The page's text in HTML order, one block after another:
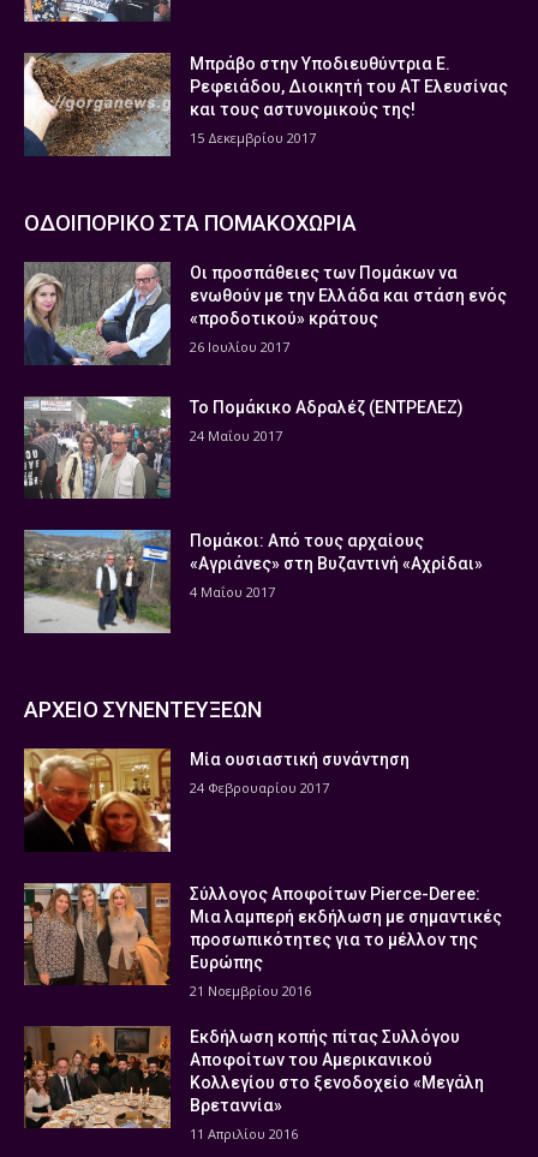
Μπράβο στην Υποδιευθύντρια Ε.
Ρεφειάδου, Διοικητή του ΑΤ Ελευσίνας
και τους αστυνομικούς της!
15 Δεκεμβρίου 2017
ΟΔΟΙΠΟΡΙΚΟ ΣΤΑ ΠΟΜΑΚΟΧΩΡΙΑ
Οι προσπάθειες των Πομάκων να
ενωθούν με την Ελλάδα και στάση ενός
«προδοτικού» κράτους
26 Ιουλίου 2017
Το Πομάκικο Αδραλέζ (ΕΝΤΡΕΛΕΖ)
24 Μαΐου 2017
Πομάκοι: Από τους αρχαίους
«Αγριάνες» στη Βυζαντινή «Αχρίδαι»
4 Μαΐου 2017
ΑΡΧΕΙΟ ΣΥΝΕΝΤΕΥΞΕΩΝ
Μία ουσιαστική συνάντηση
24 Φεβρουαρίου 2017
Σύλλογος Αποφοίτων Pierce-Deree:
Μια λαμπερή εκδήλωση με σημαντικές
προσωπικότητες για το μέλλον της
Ευρώπης
21 Νοεμβρίου 2016
Εκδήλωση κοπής πίτας Συλλόγου
Αποφοίτων του Αμερικανικού
Κολλεγίου στο ξενοδοχείο «Μεγάλη
Βρεταννία»
11 Απριλίου 2016